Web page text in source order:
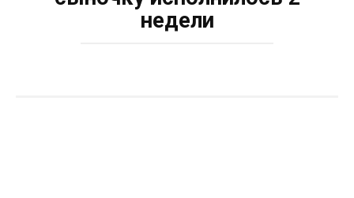
недели